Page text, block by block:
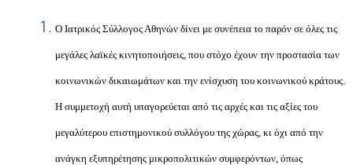
Ο Ιατρικός Σύλλογος Αθηνών δίνει με συνέπεια το παρόν σε όλες τις
μεγάλες λαϊκές κινητοποιήσεις, που στόχο έχουν την προστασία των
κοινωνικών δικαιωμάτων και την ενίσχυση του κοινωνικού κράτους.
Η συμμετοχή αυτή υπαγορεύεται από τις αρχές και τις αξίες του
μεγαλύτερου επιστημονικού συλλόγου της χώρας, κι όχι από την
ανάγκη εξυπηρέτησης μικροπολιτικών συμφερόντων, όπως